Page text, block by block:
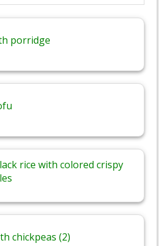
porridge
rice with colored crispy
chickpeas (2)